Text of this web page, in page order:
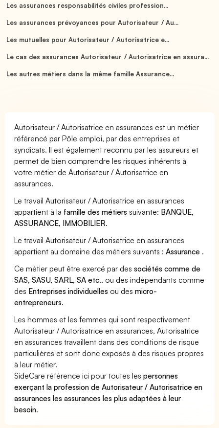
Les assurances responsabilités civiles profession...
Les assurances prévoyances pour Autorisateur / Au...
Les mutuelles pour Autorisateur / Autorisatrice e...
Le cas des assurances Autorisateur / Autorisatrice en assura...
Les autres métiers dans la même famille Assurance...
Autorisateur / Autorisatrice en assurances est un métier
référencé par Pôle emploi, par des entreprises et
syndicats. Il est également reconnu par les assureurs et
permet de bien comprendre les risques inhérents à
votre métier de Autorisateur / Autorisatrice en
assurances.
Le travail Autorisateur / Autorisatrice en assurances
appartient à la famille des métiers suivante: BANQUE,
ASSURANCE, IMMOBILIER.
Le travail Autorisateur / Autorisatrice en assurances
appartient au domaine des métiers suivants :Assurance .
Ce métier peut être exercé par dessociétés comme de
SAS, SASU, SARL, SA etc.. ou des indépendants comme
des Entreprises individuelles ou desmicro-
entrepreneurs.
Les hommes et les femmes qui sont respectivement
Autorisateur / Autorisatrice en assurances, Autorisatrice
en assurances travaillent dans des conditions de risque
particulières et sont donc exposés à des risques propres
à leur métier.
SideCare référence ici pour toutes lespersonnes
exerçant la profession de Autorisateur / Autorisatrice en
assurances les assurances les plus adaptées à leur
besoin.